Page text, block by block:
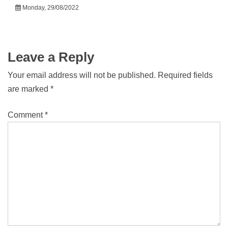
Monday, 29/08/2022
Leave a Reply
Your email address will not be published. Required fields
are marked *
Comment*